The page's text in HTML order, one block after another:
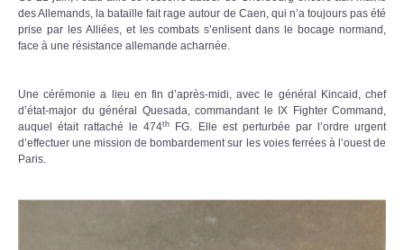
des Allemands, la bataille fait rage autour de Caen, qui n’a toujours pas été
prise par les Alliées, et les combats s’enlisent dans le bocage normand,
face à une résistance allemande acharnée.
Une cérémonie a lieu en fin d’après-midi, avec le général Kincaid, chef
d’état-major du général Quesada, commandant le IX Fighter Command,
auquel était rattaché le 474th
FG. Elle est perturbée par l’ordre urgent
d’effectuer une mission de bombardement sur les voies ferrées à l’ouest de
Paris.